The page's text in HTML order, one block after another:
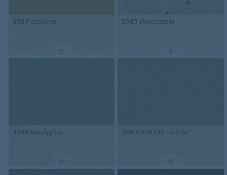
3587 curcuma 3585 stracciatella
3588 eucalyptus 3593/359335 matcha *